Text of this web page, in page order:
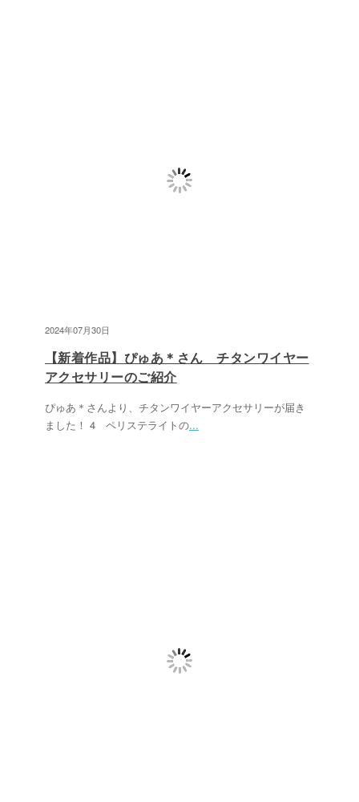
2024年07月30日
【新着作品】ぴゅあ＊さん チタンワイヤー
アクセサリーのご紹介
ぴゅあ＊さんより、チタンワイヤーアクセサリーが届き
ました！ 4 ペリステライトの...